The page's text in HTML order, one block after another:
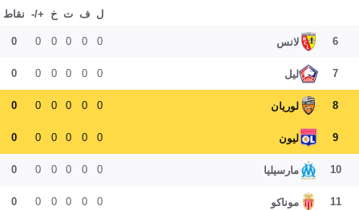
ل ف ت خ +/- نقاط
6 لانس 0
0
0
0
0
0
7 ليل 0
0
0
0
0
0
8 لوريان 0
0
0
0
0
0
9 ليون 0
0
0
0
0
0
10 مارسيليا 0
0
0
0
0
0
11 موناكو 0
0
0
0
0
0